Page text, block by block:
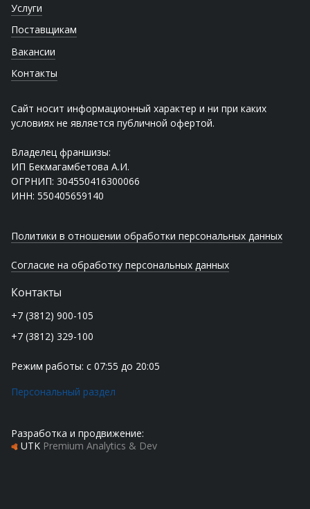
Услуги
Поставщикам
Вакансии
Контакты
Сайт носит информационный характер и ни при каких
условиях не является публичной офертой.
Владелец франшизы:
ИП Бекмагамбетова А.И.
ОГРНИП: 304550416300066
ИНН: 550405659140
Политики в отношении обработки персональных данных
Согласие на обработку персональных данных
Контакты
+7 (3812) 900-105
+7 (3812) 329-100
Режим работы: с 07:55 до 20:05
Персональный раздел
Разработка и продвижение:
UTK Premium Analytics & Dev